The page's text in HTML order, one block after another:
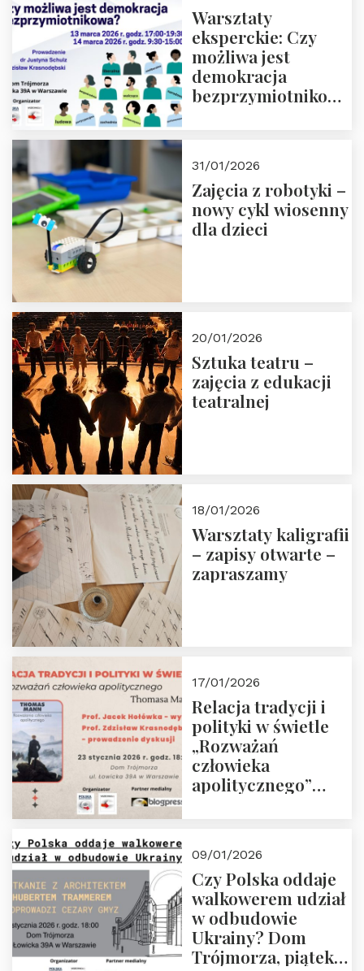
Warsztaty
eksperckie: Czy
możliwa jest
demokracja
bezprzymiotnikowa?
31/01/2026
Zajęcia z robotyki –
nowy cykl wiosenny
dla dzieci
20/01/2026
Sztuka teatru –
zajęcia z edukacji
teatralnej
18/01/2026
Warsztaty kaligrafii
– zapisy otwarte –
zapraszamy
17/01/2026
Relacja tradycji i
polityki w świetle
„Rozważań
człowieka
apolitycznego”
godz. 18:00.
Zapraszamy!
09/01/2026
Czy Polska oddaje
walkowerem udział
w odbudowie
Ukrainy? Dom
Trójmorza, piątek